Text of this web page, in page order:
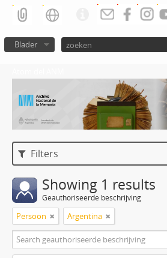
Blader
Filters
Showing 1 results
Geauthoriseerde beschrijving
Persoon Argentina